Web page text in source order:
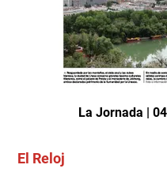
La Jornada |
El Reloj